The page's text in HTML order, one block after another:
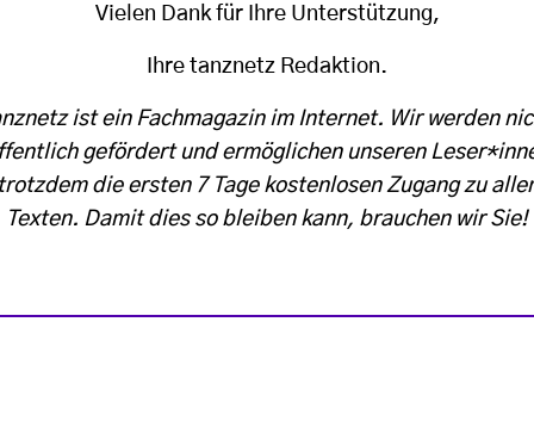
Vielen Dank für Ihre Unterstützung,
Ihre tanznetz Redaktion.
ist ein Fachmagazin im Internet. Wir werden
gefördert und ermöglichen unseren
die ersten 7 Tage kostenlosen Zugang zu
Texten. Damit dies so bleiben kann, brauchen wir Sie!